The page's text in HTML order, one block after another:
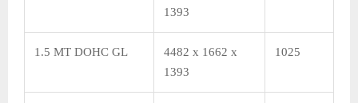
1393
1.5 MT DOHC GL
4482 x 1662 x
1393
1025